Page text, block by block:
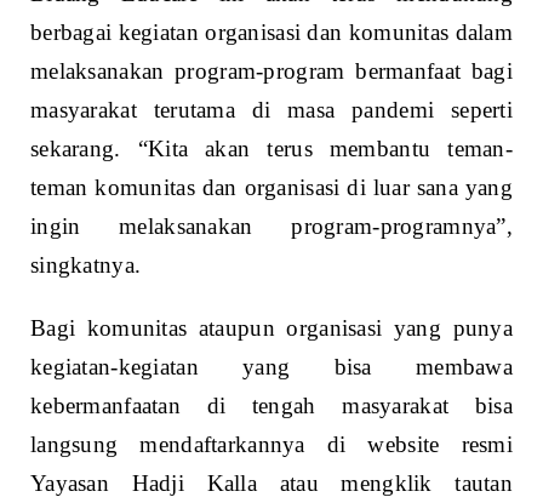
berbagai kegiatan organisasi dan komunitas dalam
melaksanakan program-program bermanfaat bagi
masyarakat terutama di masa pandemi seperti
sekarang. “Kita akan terus membantu teman-
teman komunitas dan organisasi di luar sana yang
ingin melaksanakan program-programnya”,
singkatnya.
Bagi komunitas ataupun organisasi yang punya
kegiatan-kegiatan yang bisa membawa
kebermanfaatan di tengah masyarakat bisa
langsung mendaftarkannya di website resmi
Yayasan Hadji Kalla atau mengklik tautan